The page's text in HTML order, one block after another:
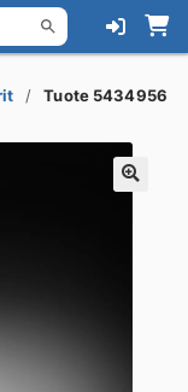
Tuote 5434956